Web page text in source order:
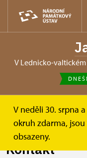
v Lednicko-
V neděli 30. srpna
okruh zdarma,
obsazeny.
Janův hrad
Kontakt